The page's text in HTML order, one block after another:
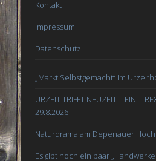
Kontakt
Impressum
Datenschutz
„Markt Selbstgemacht“ im
URZEIT TRIFFT NEUZEIT – EIN T-
29.8.2026
Naturdrama am Depenauer
Es gibt noch ein paar